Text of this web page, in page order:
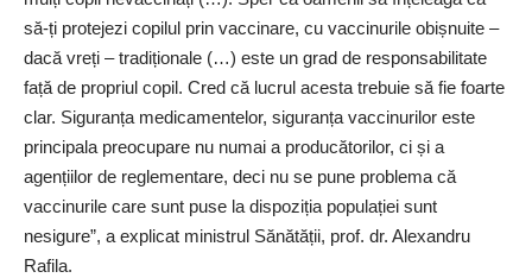
să-ți protejezi copilul prin vaccinare, cu vaccinurile obișnuite –
dacă vreți – tradiționale (…) este un grad de responsabilitate
față de propriul copil. Cred că lucrul acesta trebuie să fie foarte
clar. Siguranța medicamentelor, siguranța vaccinurilor este
principala preocupare nu numai a producătorilor, ci și a
agențiilor de reglementare, deci nu se pune problema că
vaccinurile care sunt puse la dispoziția populației sunt
nesigure”, a explicat ministrul Sănătății, prof. dr. Alexandru
Rafila.